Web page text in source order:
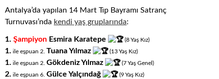
Antalya’da yapılan 14 Mart Tıp Bayramı Satranç
Turnuvası’nda kendi yaş gruplarında:
1. Şampiyon Esmira Karatepe (8Yaş Kız)
1. ile eşpuan 2. Tuana Yılmaz (13Yaş Kız)
1. ile eşpuan 2. Gökdeniz Yılmaz (7Yaş Genel)
2. ile eşpuan 6. Gülce Yalçındağ (9Yaş Kız)